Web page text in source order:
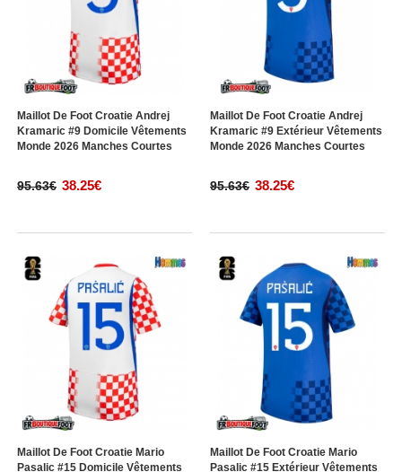
Maillot De Foot Croatie Andrej
Kramaric #9 Domicile Vêtements
Monde 2026 Manches Courtes
95.63€ 38.25€
Maillot De Foot Croatie Andrej
Kramaric #9 Extérieur Vêtements
Monde 2026 Manches Courtes
95.63€ 38.25€
Maillot De Foot Croatie Mario
Pasalic #15 Domicile Vêtements
Maillot De Foot Croatie Mario
Pasalic #15 Extérieur Vêtements